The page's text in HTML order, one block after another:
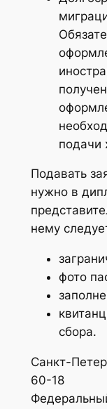
подачи
Подавать
нужно в
нему
фото
сбора.
Санкт-
60-18